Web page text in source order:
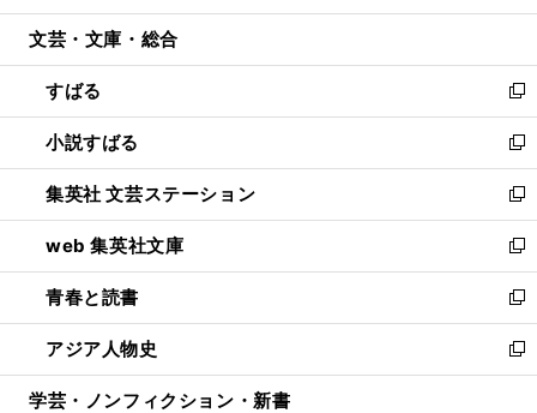
開
ウ
開
く
ン
ウ
で
開
く
ウ
ン
ド
ウ
で
開
く
文芸・文庫・総合
すばる
新
し
い
ウ
ィ
ン
ド
ウ
で
開
く
小説すばる
新
し
い
ウ
ィ
ン
ド
ウ
で
開
集英社 文芸ステーション
新
し
い
ウ
ィ
ン
ド
ウ
web 集英社文庫
新
し
い
ウ
ィ
ン
青春と読書
新
し
い
ウ
アジア人物史
新
し
学芸・ノンフィクション・新書